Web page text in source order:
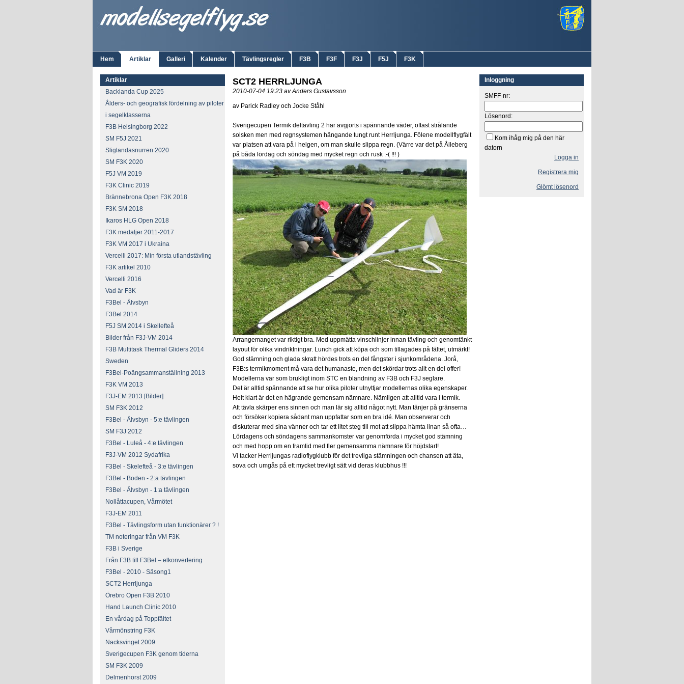
Hem Artiklar Galleri Kalender Tävlingsregler F3B F3F F3J F5J F3K
Artiklar
Backlanda Cup 2025
Ålders- och geografisk fördelning av piloter
i segelklasserna
F3B Helsingborg 2022
SM F5J 2021
Sliglandasnurren 2020
SM F3K 2020
F5J VM 2019
F3K Clinic 2019
Brännebrona Open F3K 2018
F3K SM 2018
Ikaros HLG Open 2018
F3K medaljer 2011-2017
F3K VM 2017 i Ukraina
Vercelli 2017: Min första utlandstävling
F3K artikel 2010
Vercelli 2016
Vad är F3K
F3Bel - Älvsbyn
F3Bel 2014
F5J SM 2014 i Skellefteå
Bilder från F3J-VM 2014
F3B Multitask Thermal Gliders 2014
Sweden
F3Bel-Poängsammanställning 2013
F3K VM 2013
F3J-EM 2013 [Bilder]
SM F3K 2012
F3Bel - Älvsbyn - 5:e tävlingen
SM F3J 2012
F3Bel - Luleå - 4:e tävlingen
F3J-VM 2012 Sydafrika
F3Bel - Skelefteå - 3:e tävlingen
F3Bel - Boden - 2:a tävlingen
F3Bel - Älvsbyn - 1:a tävlingen
Nollåttacupen, Vårmötet
F3J-EM 2011
F3Bel - Tävlingsform utan funktionärer ? !
TM noteringar från VM F3K
F3B i Sverige
Från F3B till F3Bel – elkonvertering
F3Bel - 2010 - Säsong1
SCT2 Herrljunga
Örebro Open F3B 2010
Hand Launch Clinic 2010
En vårdag på Toppfältet
Vårmönstring F3K
Nacksvinget 2009
Sverigecupen F3K genom tiderna
SM F3K 2009
Delmenhorst 2009
SCT2 HERRLJUNGA
2010-07-04 19:23 av Anders Gustavsson
av Parick Radley och Jocke Ståhl
Sverigecupen Termik deltävling 2 har avgjorts i spännande väder, oftast strålande
solsken men med regnsystemen hängande tungt runt Herrljunga. Fölene modellflygfält
var platsen att vara på i helgen, om man skulle slippa regn. (Värre var det på Ålleberg
på båda lördag och söndag med mycket regn och rusk :-( !!! )
Arrangemanget var riktigt bra. Med uppmätta vinschlinjer innan tävling och genomtänkt
layout för olika vindriktningar. Lunch gick att köpa och som tillagades på fältet, utmärkt!
God stämning och glada skratt hördes trots en del fångster i sjunkområdena. Jorå,
F3B:s termikmoment må vara det humanaste, men det skördar trots allt en del offer!
Modellerna var som brukligt inom STC en blandning av F3B och F3J seglare.
Det är alltid spännande att se hur olika piloter utnyttjar modellernas olika egenskaper.
Helt klart är det en hägrande gemensam nämnare. Nämligen att alltid vara i termik.
Att tävla skärper ens sinnen och man lär sig alltid något nytt. Man tänjer på gränserna
och försöker kopiera sådant man uppfattar som en bra idé. Man observerar och
diskuterar med sina vänner och tar ett litet steg till mot att slippa hämta linan så ofta…
Lördagens och söndagens sammankomster var genomförda i mycket god stämning
och med hopp om en framtid med fler gemensamma nämnare för höjdstart!
Vi tacker Herrljungas radioflygklubb för det trevliga stämningen och chansen att äta,
sova och umgås på ett mycket trevligt sätt vid deras klubbhus !!!
Inloggning
SMFF-nr:
Lösenord:
Kom ihåg mig på den här
datorn
Logga in
Registrera mig
Glömt lösenord